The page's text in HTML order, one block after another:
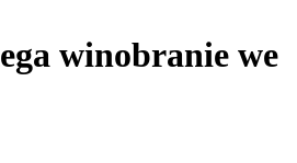
winobranie we